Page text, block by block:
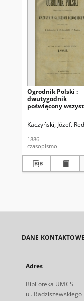
Ogrodnik Polski :
dwutygodnik
poświęcony
tomie ósmym
zawartym
Kaczyński, Józef.
1886
czasopismo
DANE KONTAKTOWE
Adres
Biblioteka UMCS
ul. Radziszewskiego